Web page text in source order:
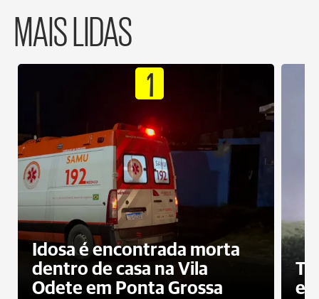
MAIS LIDAS
1
Idosa é encontrada morta
dentro de casa na Vila
Odete em Ponta Grossa
e